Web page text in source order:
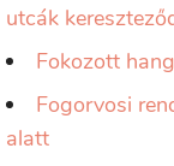
utcák
Fokozott
Fogorvosi
alatt